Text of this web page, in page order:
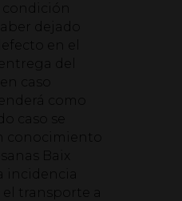
dejado
en el
del
caso
como
caso se
conocimiento
Baix
incidencia
el transporte a